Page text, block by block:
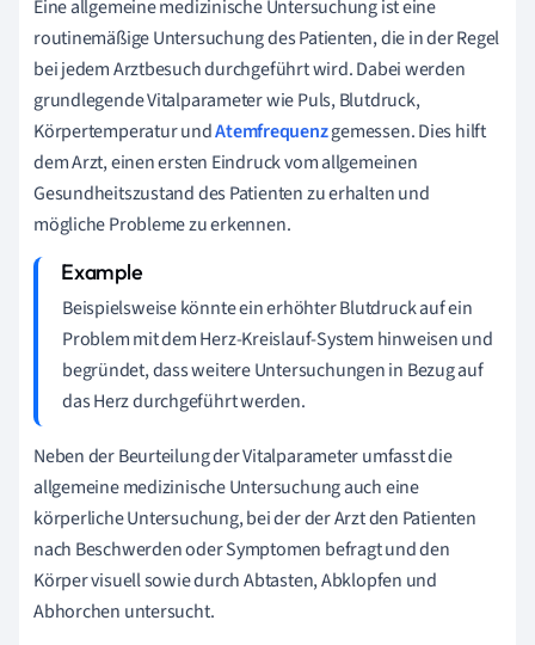
Eine allgemeine medizinische Untersuchung ist eine
routinemäßige Untersuchung des Patienten, die in der Regel
bei jedem Arztbesuch durchgeführt wird. Dabei werden
grundlegende Vitalparameter wie Puls, Blutdruck,
Körpertemperatur undAtemfrequenzgemessen. Dies hilft
dem Arzt, einen ersten Eindruck vom allgemeinen
Gesundheitszustand des Patienten zu erhalten und
mögliche Probleme zu erkennen.
Beispielsweise könnte ein erhöhter Blutdruck auf ein
Problem mit dem Herz-Kreislauf-System hinweisen und
begründet, dass weitere Untersuchungen in Bezug auf
das Herz durchgeführt werden.
Neben der Beurteilung der Vitalparameter umfasst die
allgemeine medizinische Untersuchung auch eine
körperliche Untersuchung, bei der der Arzt den Patienten
nach Beschwerden oder Symptomen befragt und den
Körper visuell sowie durch Abtasten, Abklopfen und
Abhorchen untersucht.